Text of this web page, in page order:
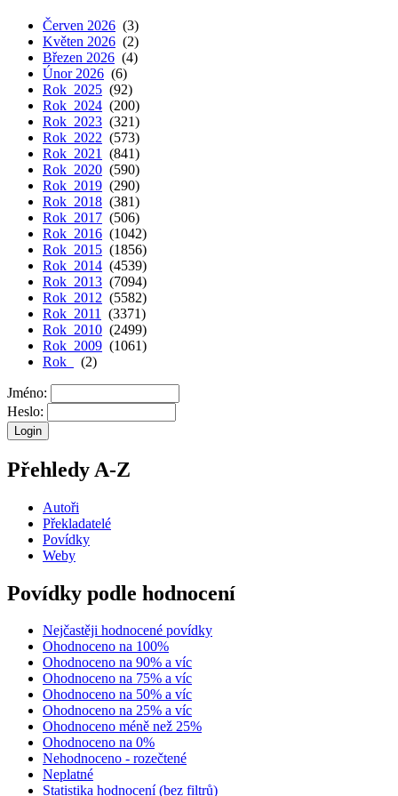
Červen 2026 (3)
Květen 2026 (2)
Březen 2026 (4)
Únor 2026 (6)
Rok 2025 (92)
Rok 2024 (200)
Rok 2023 (321)
Rok 2022 (573)
Rok 2021
(841)
Rok 2020 (590)
Rok 2019 (290)
Rok 2018 (381)
Rok 2017 (506)
Rok 2016 (1042)
Rok 2015 (1856)
Rok 2014 (4539)
Rok 2013 (7094)
Rok 2012 (5582)
Rok 2011
(3371)
Rok 2010 (2499)
Rok 2009 (1061)
Rok
(2)
Jméno:
Heslo:
Přehledy A-Z
Autoři
Překladatelé
Povídky
Weby
Povídky podle hodnocení
Nejčastěji hodnocené povídky
Ohodnoceno na 100%
Ohodnoceno na 90% a víc
Ohodnoceno na 75% a víc
Ohodnoceno na 50% a víc
Ohodnoceno na 25% a víc
Ohodnoceno méně než 25%
Ohodnoceno na 0%
Nehodnoceno - rozečtené
Neplatné
Statistika hodnocení (bez filtrů)